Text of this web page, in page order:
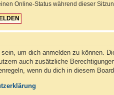
Online-Status während dieser
um dich anmelden zu können.
auch zusätzliche
wenn du dich in diesem